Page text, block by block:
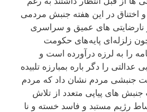
در این هفتە جنبش مردمی
های عمیق و سراسری
زلزلەای پایەهای حکومت
را بە لرزە درآوردە است و
را دگر بارە بمبارزە تلبیدە
مردم نشان داد کە مردم
های پیاپی متعدد از تلاش
رژیم مستبد و فاسد خستە و نا